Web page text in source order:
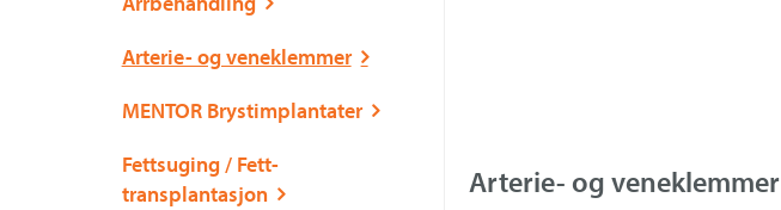
Arterie- og veneklemmer
MENTOR Brystimplantater
Fettsuging / Fett-
transplantasjon
Arterie- og veneklemmer